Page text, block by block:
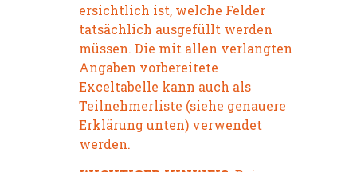
ersichtlich ist, welche Felder
tatsächlich ausgefüllt werden
müssen. Die mit allen verlangten
Angaben vorbereitete
Exceltabelle kann auch als
Teilnehmerliste (siehe genauere
Erklärung unten) verwendet
werden.